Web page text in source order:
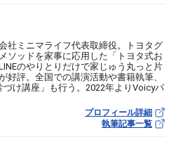
社ミニマライフ代表取締役。トヨタグ
ソッドを家事に応用した「トヨタ式お
のやりとりだけで家じゅう丸っと片
好評。全国での講演活動や書籍執筆、
づけ講座」も行う。2022年よりVoicyパ
プロフィール詳細
執筆記事一覧